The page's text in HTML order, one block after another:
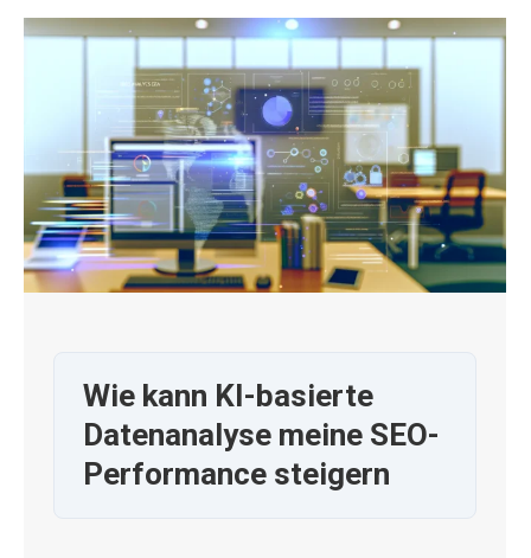
Wie kann KI-basierte
Datenanalyse meine SEO-
Performance steigern